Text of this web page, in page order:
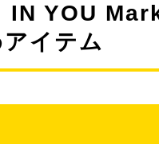
IN YOU
イテム